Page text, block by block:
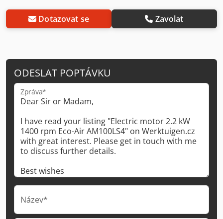
Dotazovat se Zavolat
ODESLAT POPTÁVKU
Zpráva*
Název*